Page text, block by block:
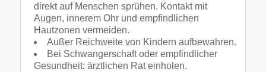
direkt auf Menschen sprühen. Kontakt mit
Augen, innerem Ohr und empfindlichen
Hautzonen vermeiden.
Außer Reichweite von Kindern aufbewahren.
Bei Schwangerschaft oder empfindlicher
Gesundheit: ärztlichen Rat einholen.